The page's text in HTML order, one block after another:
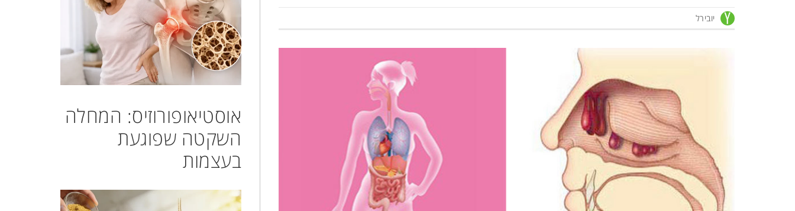
יובירל
אוסטיאופורוזיס: המחלה
השקטה שפוגעת
בעצמות